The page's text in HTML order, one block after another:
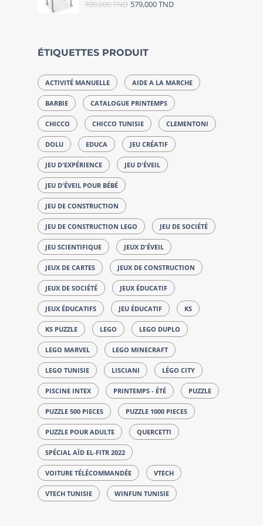
700,000TND 579,000TND
ÉTIQUETTES PRODUIT
ACTIVITÉ MANUELLE AIDE A LA MARCHE
BARBIE CATALOGUE PRINTEMPS
CHICCO CHICCO TUNISIE CLEMENTONI
DOLU EDUCA JEU CRÉATIF
JEU D'EXPÉRIENCE JEU D'ÉVEIL
JEU D'ÉVEIL POUR BÉBÉ
JEU DE CONSTRUCTION
JEU DE CONSTRUCTION LEGO JEU DE SOCIÉTÉ
JEU SCIENTIFIQUE JEUX D'ÉVEIL
JEUX DE CARTES JEUX DE CONSTRUCTION
JEUX DE SOCIÉTÉ JEUX ÉDUCATIF
JEUX ÉDUCATIFS JEU ÉDUCATIF KS
KS PUZZLE LEGO LEGO DUPLO
LEGO MARVEL LEGO MINECRAFT
LEGO TUNISIE LISCIANI LÉGO CITY
PISCINE INTEX PRINTEMPS - ÉTÉ PUZZLE
PUZZLE 500 PIECES PUZZLE 1000 PIECES
PUZZLE POUR ADULTE QUERCETTI
SPÉCIAL AÏD EL-FITR 2022
VOITURE TÉLÉCOMMANDÉE VTECH
VTECH TUNISIE WINFUN TUNISIE